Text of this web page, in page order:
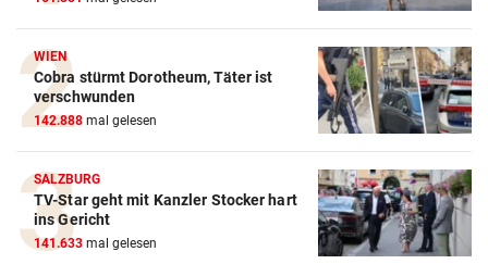
WIEN
Cobra stürmt Dorotheum, Täter ist
verschwunden
142.888 mal gelesen
SALZBURG
TV-Star geht mit Kanzler Stocker hart
ins Gericht
141.633 mal gelesen